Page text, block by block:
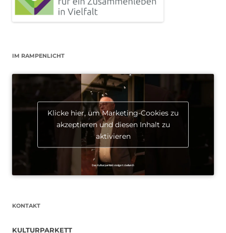
IM RAMPENLICHT
Klicke hier, um Marketing-Cookies zu
akzeptieren und diesen Inhalt zu
aktivieren
KONTAKT
KULTURPARKETT